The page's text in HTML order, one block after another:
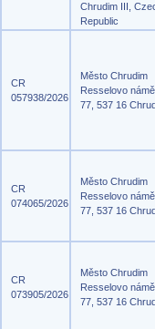
Chrudim III,
Republic
CR
057938/2026
Město Chrudim
Resselovo
77, 537 16
CR
074065/2026
Město Chrudim
Resselovo
77, 537 16
CR
073905/2026
Město Chrudim
Resselovo
77, 537 16